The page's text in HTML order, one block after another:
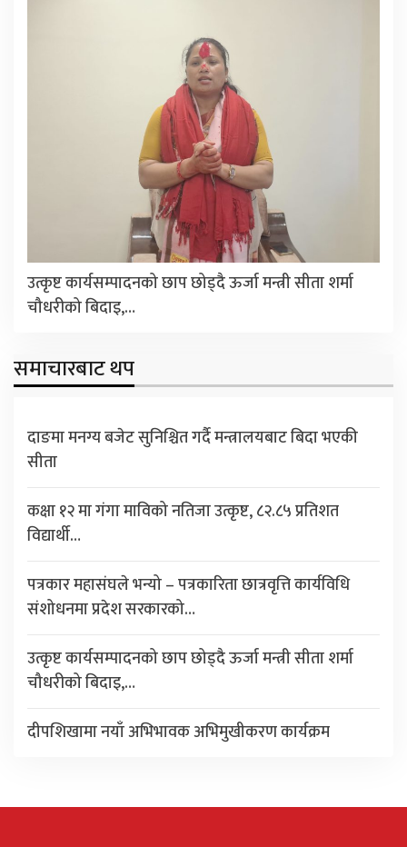
उत्कृष्ट कार्यसम्पादनको छाप छोड्दै ऊर्जा मन्त्री सीता शर्मा
चौधरीको बिदाइ,…
समाचारबाट थप
दाङमा मनग्य बजेट सुनिश्चित गर्दै मन्त्रालयबाट बिदा भएकी
सीता
कक्षा १२ मा गंगा माविको नतिजा उत्कृष्ट, ८२.८५ प्रतिशत
विद्यार्थी…
पत्रकार महासंघले भन्यो – पत्रकारिता छात्रवृत्ति कार्यविधि
संशोधनमा प्रदेश सरकारको…
उत्कृष्ट कार्यसम्पादनको छाप छोड्दै ऊर्जा मन्त्री सीता शर्मा
चौधरीको बिदाइ,…
दीपशिखामा नयाँ अभिभावक अभिमुखीकरण कार्यक्रम